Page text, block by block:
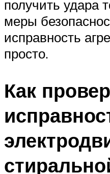
получить удара
меры
исправность
просто.
Как